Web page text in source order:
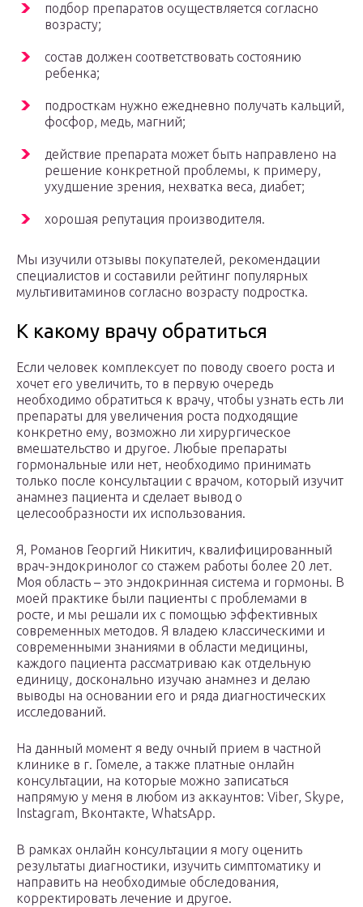
подбор препаратов осуществляется согласно
возрасту;
состав должен соответствовать состоянию
ребенка;
подросткам нужно ежедневно получать кальций,
фосфор, медь, магний;
действие препарата может быть направлено на
решение конкретной проблемы, к примеру,
ухудшение зрения, нехватка веса, диабет;
хорошая репутация производителя.
Мы изучили отзывы покупателей, рекомендации
специалистов и составили рейтинг популярных
мультивитаминов согласно возрасту подростка.
К какому врачу обратиться
Если человек комплексует по поводу своего роста и
хочет его увеличить, то в первую очередь
необходимо обратиться к врачу, чтобы узнать есть ли
препараты для увеличения роста подходящие
конкретно ему, возможно ли хирургическое
вмешательство и другое. Любые препараты
гормональные или нет, необходимо принимать
только после консультации с врачом, который изучит
анамнез пациента и сделает вывод о
целесообразности их использования.
Я, Романов Георгий Никитич, квалифицированный
врач-эндокринолог со стажем работы более 20 лет.
Моя область – это эндокринная система и гормоны. В
моей практике были пациенты с проблемами в
росте, и мы решали их с помощью эффективных
современных методов. Я владею классическими и
современными знаниями в области медицины,
каждого пациента рассматриваю как отдельную
единицу, досконально изучаю анамнез и делаю
выводы на основании его и ряда диагностических
исследований.
На данный момент я веду очный прием в частной
клинике в г. Гомеле, а также платные онлайн
консультации, на которые можно записаться
напрямую у меня в любом из аккаунтов: Viber, Skype,
Instagram, Вконтакте, WhatsApp.
В рамках онлайн консультации я могу оценить
результаты диагностики, изучить симптоматику и
направить на необходимые обследования,
корректировать лечение и другое.